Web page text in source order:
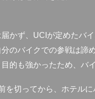
かず、UCIが定めたバ
のバイクでの参戦は諦
的も強かったため、バ
を切ってから、ホテル